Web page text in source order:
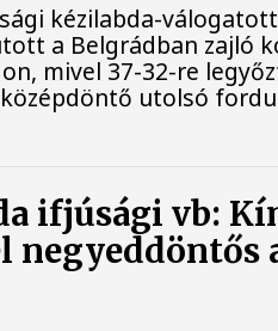
kézilabda-válogatott
a Belgrádban zajló
mivel 37-32-re
utolsó
ifjúsági vb:
negyeddöntős